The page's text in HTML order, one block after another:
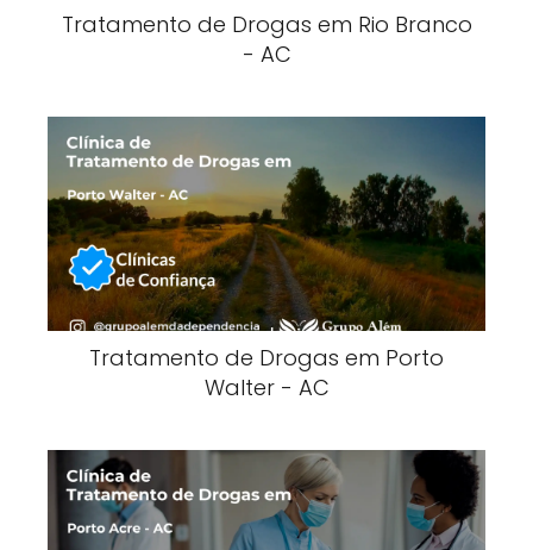
Tratamento de Drogas em Rio Branco
- AC
Tratamento de Drogas em Porto
Walter - AC